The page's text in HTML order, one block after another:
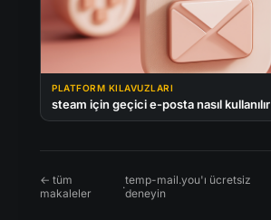
PLATFORM KILAVUZLARI
steam için geçici e-posta nasıl kullanılır
← tüm
makaleler
·temp-mail.you'ı ücretsiz
deneyin